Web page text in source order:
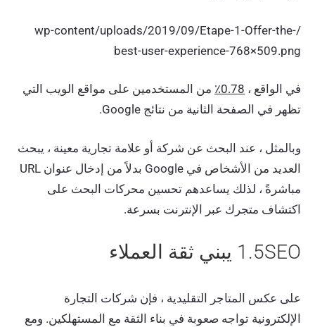
/wp-content/uploads/2019/09/Etape-1-Offer-the-
best-user-experience-768×509.png
في الواقع ، 0.78٪
من المستخدمين على مواقع الويب التي
تظهر في الصفحة الثانية من نتائج Google.
وبالمثل ، عند البحث عن شركة أو علامة تجارية معينة ، يبحث
العديد من الأشخاص في Google بدلاً من إدخال عنوان URL
مباشرةً ، لذلك يساعدهم تحسين محركات البحث على
اكتشاف متجرك عبر الإنترنت بسرعة.
1.5SEO يبني ثقة العملاء
على عكس المتاجر التقليدية ، فإن شركات التجارة
الإلكترونية تواجه صعوبة في بناء الثقة مع المستهلكين. ومع